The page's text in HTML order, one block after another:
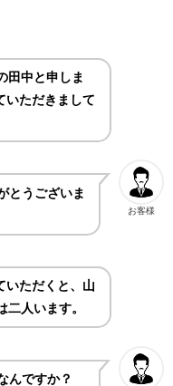
田中と申しま
いただきまして
お客様
とうございま
いただくと、山
二人います。
んですか？